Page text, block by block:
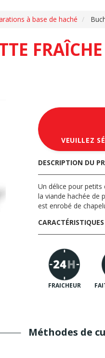
à base de haché
VEUILLEZ
DESCRIPTION DU
Un délice pour petits
la viande hachée de
est enrobé de
CARACTÉRISTIQUES
FRAICHEUR
Méthodes de